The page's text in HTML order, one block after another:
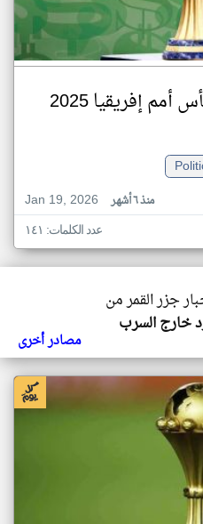
إفريقيا 2025
Jan 19, 2026
منذ ٦ أشهر
عدد الكلمات: ١٤١
جزر القمر من
خارج السرب
مصادر أخرى